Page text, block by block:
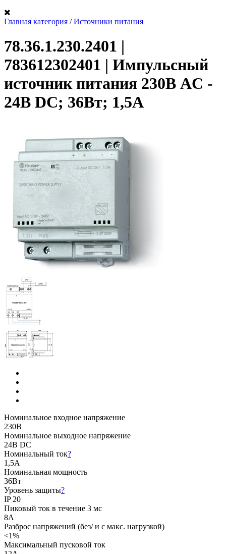
Главная категория / Источники питания
78.36.1.230.2401 |
783612302401 | Импульсный
источник питания 230В AC -
24В DC; 36Вт; 1,5А
Номинальное входное напряжение
230В
Номинальное выходное напряжение
24В DC
Номинальный ток?
1,5А
Номинальная мощность
36Вт
Уровень защиты?
IP 20
Пиковый ток в течение 3 мс
8А
Разброс напряжений (без/ и с макс. нагрузкой)
<1%
Максимальный пусковой ток